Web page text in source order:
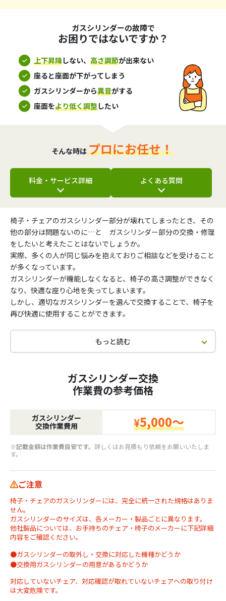
ガスシリンダーの故障で
お困りではないですか？
上下昇降しない、 高さ調節が出来ない
座ると座面が下がってしまう
ガスシリンダーから異音がする
座面をより低く調整したい
そんな時はプロにお任せ！
料金・サービス詳細 よくある質問
椅子・チェアのガスシリンダー部分が壊れてしまったとき、その
他の部分は問題ないのに…と ガスシリンダー部分の交換・修理
をしたいと考えたことはないでしょうか。
実際、多くの人が同じ悩みを抱えておりご相談などを受けること
が多くなっています。
ガスシリンダーが機能しなくなると、椅子の高さ調整ができなく
なり、快適な座り心地を失ってしまいます。
しかし、適切なガスシリンダーを選んで交換することで、椅子を
再び快適に使用することができます。
もっと読む
ガスシリンダー交換
作業費の参考価格
ガスシリンダー
交換作業費用
¥5,000～
※記載金額は作業費目安です。 詳しくはお見積もり依頼をお願いいたしま
す。
ご注意
椅子・チェアのガスシリンダーには、完全に統一された規格はありま
せん。
ガスシリンダーのサイズは、各メーカー・製品ごとに異なります。
他社製品については、お手持ちのチェア・椅子のメーカーに下記詳細
内容をご確認ください。
●ガスシリンダーの取外し・交換に対応した機種かどうか
●交換用ガスシリンダーの用意があるかどうか
対応していないチェア、対応確認が取れていないチェアへの取り付け
は大変危険です。